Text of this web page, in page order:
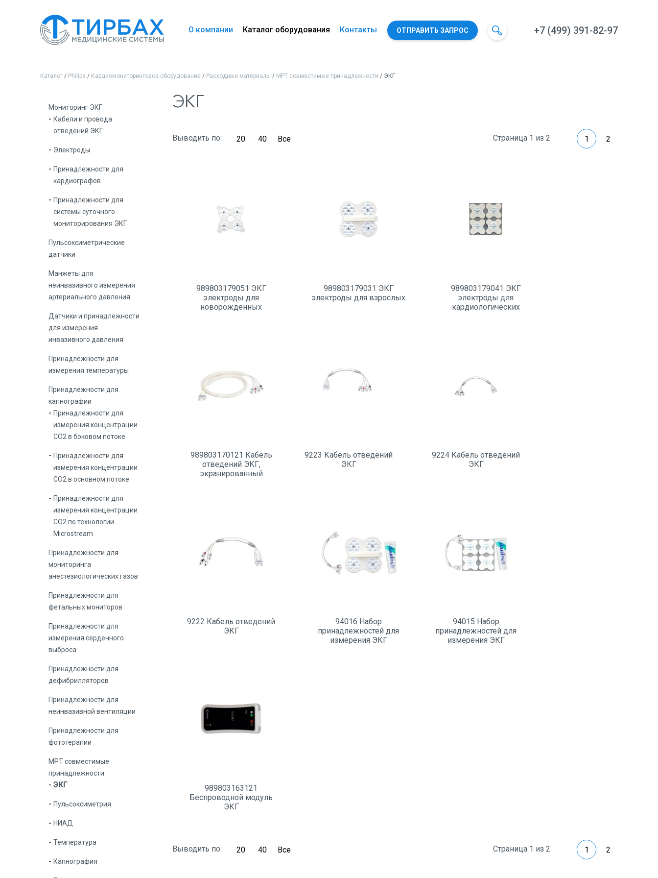
+7 (499) 391-82-97
О компании Каталог оборудования Контакты ОТПРАВИТЬ ЗАПРОС
Каталог / Philips / Кардиомониторинговое оборудование / Расходные материалы / МРТ совместимые принадлежности / ЭКГ
Мониторинг ЭКГ
Кабели и провода
отведений ЭКГ
Электроды
Принадлежности для
кардиографов
Принадлежности для
системы суточного
мониторирования ЭКГ
Пульсоксиметрические
датчики
Манжеты для
неинвазивного измерения
артериального давления
Датчики и принадлежности
для измерения
инвазивного давления
Принадлежности для
измерения температуры
Принадлежности для
капнографии
Принадлежности для
измерения концентрации
СО2 в боковом потоке
Принадлежности для
измерения концентрации
СО2 в основном потоке
Принадлежности для
измерения концентрации
СО2 по технологии
Microstream
Принадлежности для
мониторинга
анестезиологических газов
Принадлежности для
фетальных мониторов
Принадлежности для
измерения сердечного
выброса
Принадлежности для
дефибрилляторов
Принадлежности для
неинвазивной вентиляции
Принадлежности для
фототерапии
МРТ совместимые
принадлежности
ЭКГ
Пульсоксиметрия
НИАД
Температура
Капнография
ЭКГ
Выводить по: 20 40 Все Страница 1 из 2 1 2
989803179051 ЭКГ
электроды для
новорожденных
989803179031 ЭКГ
электроды для взрослых
989803179041 ЭКГ
электроды для
кардиологических
989803170121 Кабель
отведений ЭКГ,
экранированный
9223 Кабель отведений
ЭКГ
9224 Кабель отведений
ЭКГ
9222 Кабель отведений
ЭКГ
94016 Набор
принадлежностей для
измерения ЭКГ
94015 Набор
принадлежностей для
измерения ЭКГ
989803163121
Беспроводной модуль
ЭКГ
Выводить по: 20 40 Все Страница 1 из 2 1 2